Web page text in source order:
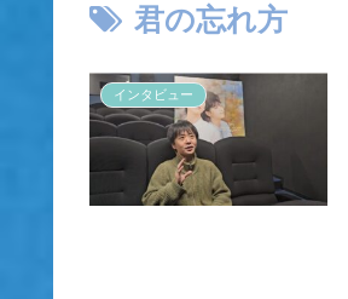
君の忘れ方
インタビュー